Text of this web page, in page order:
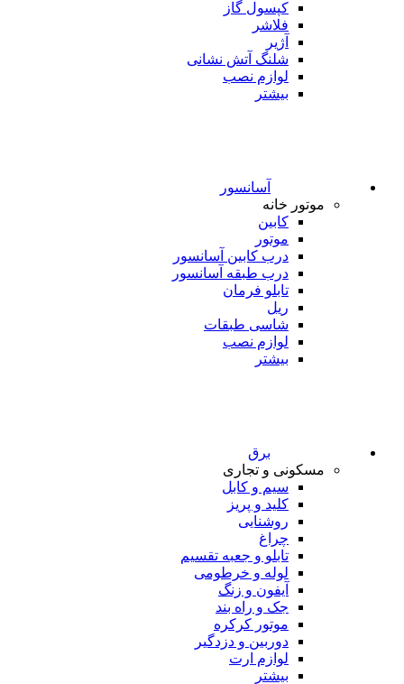
کپسول گاز
فلاشر
آژیر
شلنگ آتش نشانی
لوازم نصب
بیشتر
آسانسور
موتور خانه
کابین
موتور
درب کابین آسانسور
درب طبقه آسانسور
تابلو فرمان
ریل
شاسی طبقات
لوازم نصب
بیشتر
برق
مسکونی و تجاری
سیم و کابل
کلید و پریز
روشنایی
چراغ
تابلو و جعبه تقسیم
لوله و خرطومی
آیفون و زنگ
جک و راه بند
موتور کرکره
دوربین و دزدگیر
لوازم ارت
بیشتر